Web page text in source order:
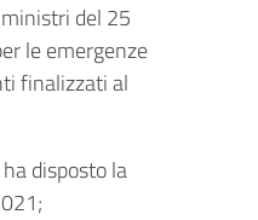
del 25
le emergenze
finalizzati al
disposto la